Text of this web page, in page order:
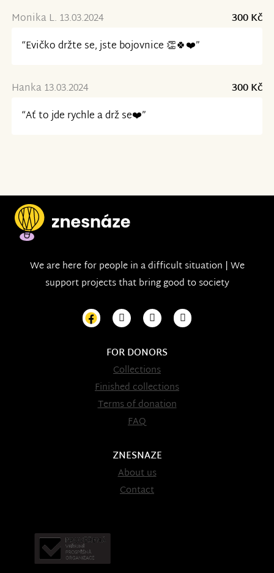
Monika L. 13.03.2024
300 Kč
“Evičko držte se, jste bojovnice 👏🍀❤️”
Hanka 13.03.2024
300 Kč
“Ať to jde rychle a drž se❤️”
We are here for people in a difficult situation | We
support projects that bring good to society
FOR DONORS
Collections
Finished collections
Terms of donation
FAQ
ZNESNAZE
About us
Contact